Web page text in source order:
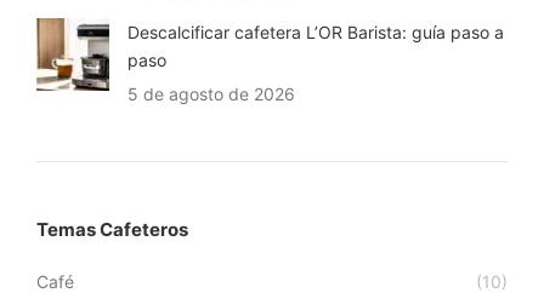
Descalcificar cafetera L’OR Barista: guía paso a
paso
5 de agosto de 2026
Temas Cafeteros
Café
(10)